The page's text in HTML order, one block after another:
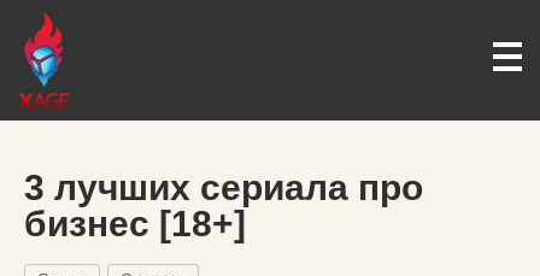
3 лучших сериала про
бизнес [18+]